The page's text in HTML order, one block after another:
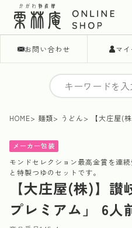
お問い合わせ マ
HOME 麺類 うどん 【大庄屋(
メーカー包装
モンドセレクション最高金賞を連
と特製つゆのセットです。
【大庄屋(株)】
プレミアム」 6人